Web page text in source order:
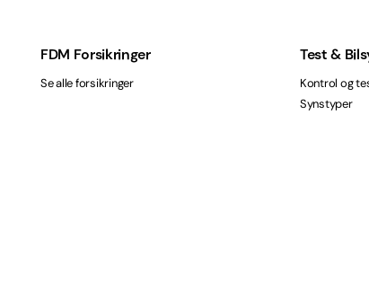
FDM Forsikringer
Se alle forsikringer
Test &
Kontrol og
Synstyper